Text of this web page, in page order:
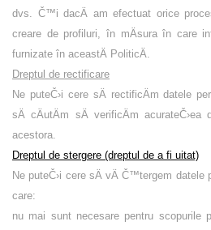
dvs. Č™i dacÄ am efectuat orice
creare de profiluri, în mÄsura în care
furnizate în aceastÄ PoliticÄ.
Dreptul de rectificare
Ne puteČ›i cere sÄ rectificÄm datele
sÄ cÄutÄm sÄ verificÄm
acestora.
Dreptul de stergere (dreptul de a fi uitat)
Ne puteČ›i cere sÄ vÄ Č™tergem
care:
nu mai sunt necesare pentru scopurile